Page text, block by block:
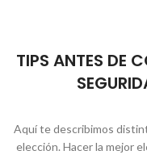
TIPS ANTES DE
Aquí te describimos
elección. Hacer la mejor